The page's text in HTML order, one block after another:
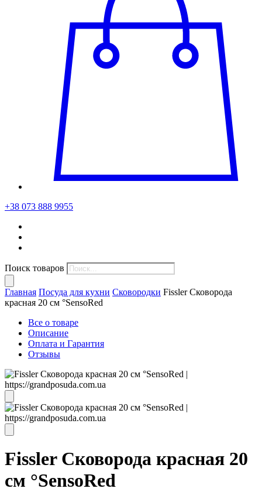
+38 073 888 9955
Поиск товаров
Главная Посуда для кухни Сковородки Fissler Сковорода
красная 20 см °SensoRed
Все о товаре
Описание
Оплата и Гарантия
Отзывы
Fissler Сковорода красная 20
см °SensoRed